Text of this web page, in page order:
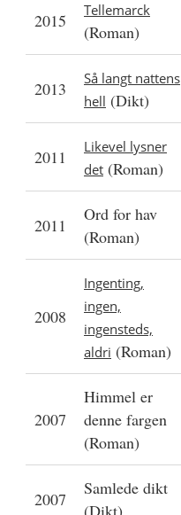
2015 Tellemarck
(Roman)
2013
Så langt nattens
hell (Dikt)
2011
Likevel lysner
det (Roman)
2011
Ord for hav
(Roman)
2008
Ingenting,
ingen,
ingensteds,
aldri (Roman)
2007
Himmel er
denne fargen
(Roman)
2007
Samlede dikt
(Dikt)